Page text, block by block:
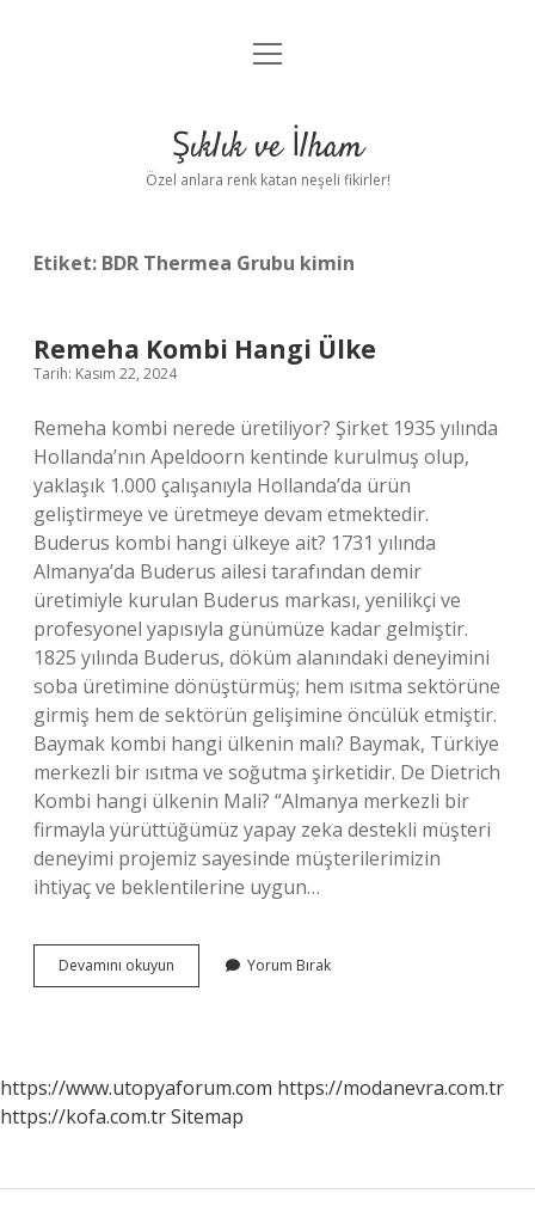
Anasayfa
Yasal Uyarı
menüyü
Şıklık ve İlham
Özel anlara renk katan neşeli fikirler!
Etiket: BDR Thermea Grubu kimin
Remeha Kombi Hangi Ülke
Tarih: Kasım 22, 2024
Remeha kombi nerede üretiliyor? Şirket 1935 yılında
Hollanda’nın Apeldoorn kentinde kurulmuş olup,
yaklaşık 1.000 çalışanıyla Hollanda’da ürün
geliştirmeye ve üretmeye devam etmektedir.
Buderus kombi hangi ülkeye ait? 1731 yılında
Almanya’da Buderus ailesi tarafından demir
üretimiyle kurulan Buderus markası, yenilikçi ve
profesyonel yapısıyla günümüze kadar gelmiştir.
1825 yılında Buderus, döküm alanındaki deneyimini
soba üretimine dönüştürmüş; hem ısıtma sektörüne
girmiş hem de sektörün gelişimine öncülük etmiştir.
Baymak kombi hangi ülkenin malı? Baymak, Türkiye
merkezli bir ısıtma ve soğutma şirketidir. De Dietrich
Kombi hangi ülkenin Mali? “Almanya merkezli bir
firmayla yürüttüğümüz yapay zeka destekli müşteri
deneyimi projemiz sayesinde müşterilerimizin
ihtiyaç ve beklentilerine uygun…
Devamını okuyun Remeha
Kombi
Yorum Bırak
https://www.utopyaforum.com https://modanevra.com.tr
https://kofa.com.trSitemap